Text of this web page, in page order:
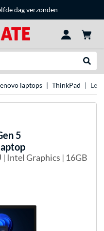
dag verzonden
laptops ThinkPad
5
Intel Graphics | 16GB